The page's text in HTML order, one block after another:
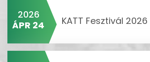
2026
ÁPR 24
KATT Fesztivál 2026